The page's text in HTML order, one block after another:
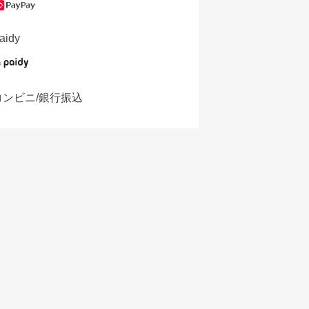
ンビニ/銀行振込